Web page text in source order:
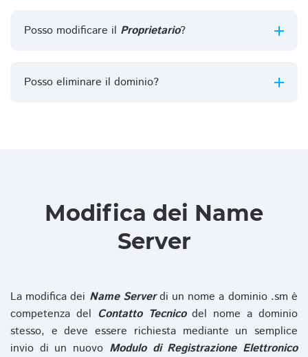
Posso modificare il Proprietario?
Posso eliminare il dominio?
Modifica dei Name
Server
La modifica dei Name Serverdi un nome a dominio .sm è
competenza del Contatto Tecnicodel nome a dominio
stesso, e deve essere richiesta mediante un semplice
invio di un nuovo Modulo di Registrazione Elettronico